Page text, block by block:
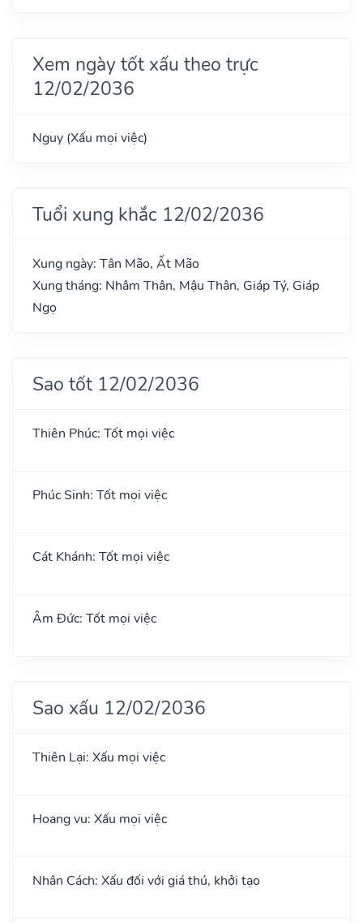
Xem ngày tốt xấu theo trực
12/02/2036
Nguy (Xấu mọi việc)
Tuổi xung khắc 12/02/2036
Xung ngày: Tân Mão, Ất Mão
Xung tháng: Nhâm Thân, Mậu Thân, Giáp Tý, Giáp
Ngọ
Sao tốt 12/02/2036
Thiên Phúc: Tốt mọi việc
Phúc Sinh: Tốt mọi việc
Cát Khánh: Tốt mọi việc
Âm Đức: Tốt mọi việc
Sao xấu 12/02/2036
Thiên Lại: Xấu mọi việc
Hoang vu: Xấu mọi việc
Nhân Cách: Xấu đối với giá thú, khởi tạo